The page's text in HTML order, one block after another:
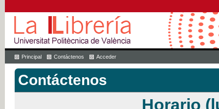
Principal Contáctenos Acceder
Contáctenos
Horario